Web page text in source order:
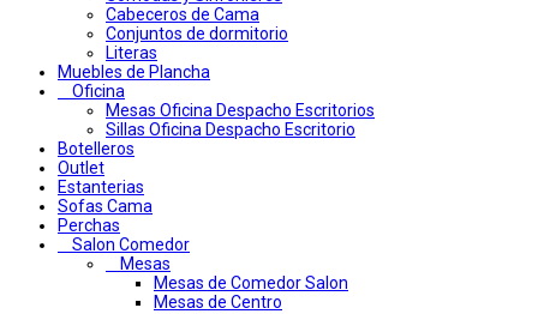
Cabeceros de Cama
Conjuntos de dormitorio
Literas
Muebles de Plancha
Oficina
Mesas Oficina Despacho Escritorios
Sillas Oficina Despacho Escritorio
Botelleros
Outlet
Estanterias
Sofas Cama
Perchas
Salon Comedor
Mesas
Mesas de Comedor Salon
Mesas de Centro